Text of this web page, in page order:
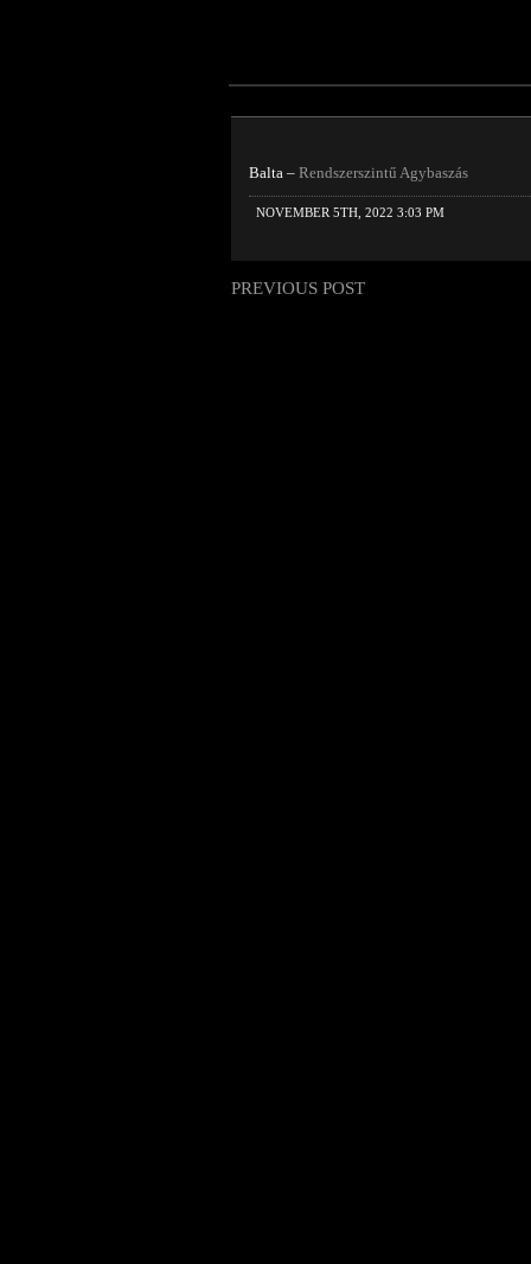
Balta – Rendszerszintű Agybaszás
NOVEMBER 5TH, 2022 3:03 PM
PREVIOUS POST